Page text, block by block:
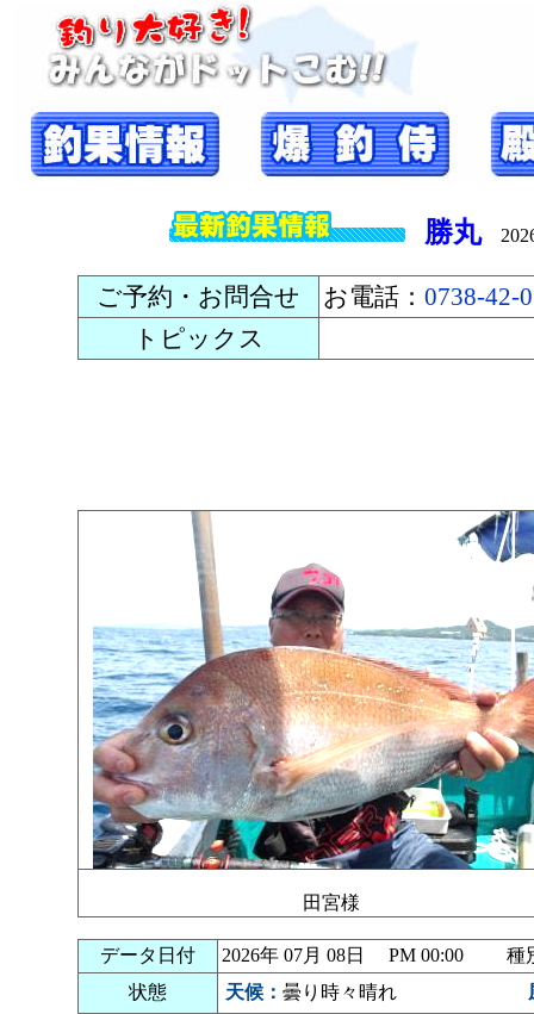
勝丸
ご予約・お問合せ お電話： 0738-42-
トピックス
田宮様
データ日付
2026年 07月 08日 PM 00:00 種
状態
天候： 曇り時々晴れ